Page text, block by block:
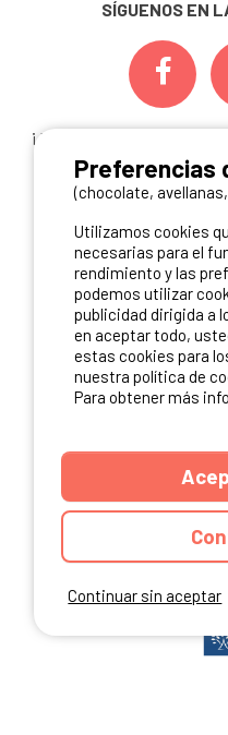
SÍGUENOS EN
¡ Y NO TE PIERDAS
NOVEDADES
ME
Continuar sin aceptar
Preferencias
(chocolate,
Utilizamos cookies
necesarias para el
rendimiento y las
podemos utilizar
publicidad dirigida a
en aceptar todo,
estas cookies para
nuestra política de
Para obtener más